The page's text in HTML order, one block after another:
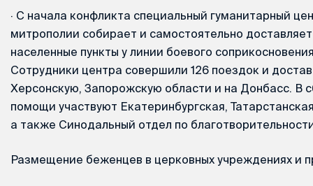
· С начала конфликта специальный гуманитарный
митрополии собирает и самостоятельно
населенные пункты у линии боевого
Сотрудники центра совершили 126 поездок и
Херсонскую, Запорожскую области и на Донбасс. В
помощи участвуют Екатеринбургская,
а также Синодальный отдел по
Размещение беженцев в церковных учреждениях и